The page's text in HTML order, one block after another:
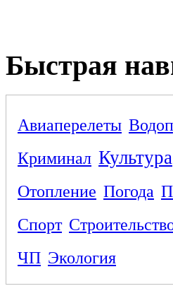
Быстрая
Авиаперелеты
Криминал Культура
Отопление Погода
Спорт
ЧП Экология